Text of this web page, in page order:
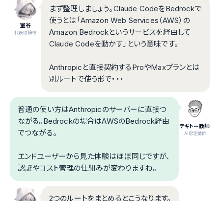
室谷
代表取締役
まず整理しましょう。Claude CodeをBedrockで
使うとは「Amazon Web Services（AWS）の
Amazon Bedrockというサービスを経由して
Claude Codeを動かす」という意味です。
Anthropicと直接契約するProやMaxプランとは
別ルートで使う形で・・・
テキトー教師
.AI認定講師
普通の使い方はAnthropicのサーバーに直接つ
ながる。Bedrockの場合はAWSのBedrock経由
でつながる。
エンドユーザーから見た体験はほぼ同じですが、
認証やコスト管理の仕組みが変わりますね。
2つのルートをまとめるとこうなります。